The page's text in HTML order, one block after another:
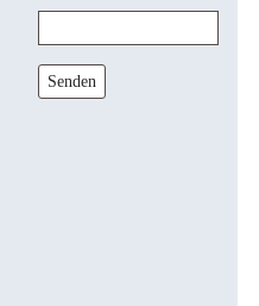
Senden